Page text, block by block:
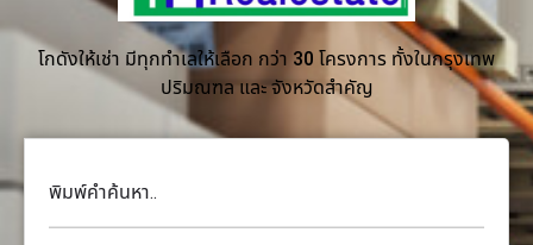
โกดังให้เช่า มีทุกทำเลให้เลือก กว่า 30 โครงการ ทั้งในกรุงเทพ
ปริมณฑล และ จังหวัดสำคัญ
พิมพ์คำค้นหา..